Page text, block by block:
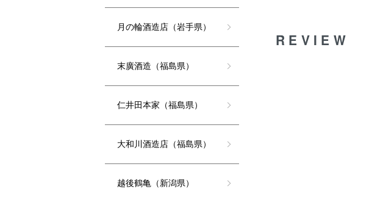
REVIEW
月の輪酒造店（岩手県）
末廣酒造（福島県）
仁井田本家（福島県）
大和川酒造店（福島県）
越後鶴亀（新潟県）